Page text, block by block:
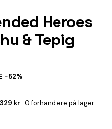
Heroes
& Tepig
−52%
329 kr · 0 forhandlere på lager